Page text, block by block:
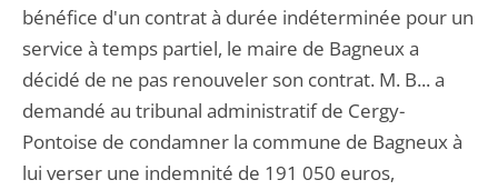
bénéfice d'un contrat à durée indéterminée pour un
service à temps partiel, le maire de Bagneux a
décidé de ne pas renouveler son contrat. M. B... a
demandé au tribunal administratif de Cergy-
Pontoise de condamner la commune de Bagneux à
lui verser une indemnité de 191 050 euros,